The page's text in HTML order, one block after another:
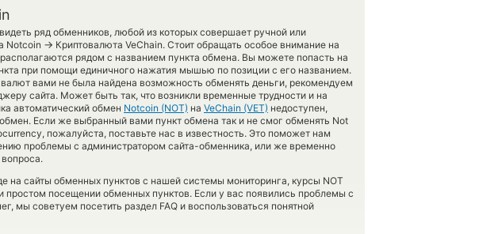
ряд обменников, любой из которых совершает ручной или
Notcoin → Криптовалюта VeChain. Стоит обращать особое внимание на
рядом с названием пункта обмена. Вы можете попасть на
при помощи единичного нажатия мышью по позиции с его названием.
вами не была найдена возможность обменять деньги, рекомендуем
сайта. Может быть так, что возникли временные трудности и на
автоматический обмен Notcoin (NOT) на VeChain (VET) недоступен,
Если же выбранный вами пункт обмена так и не смог обменять Not
пожалуйста, поставьте нас в известность. Это поможет нам
проблемы с администратором сайта-обменника, или же временно
на сайты обменных пунктов с нашей системы мониторинга, курсы NOT
посещении обменных пунктов. Если у вас появились проблемы с
мы советуем посетить раздел FAQ и воспользоваться понятной